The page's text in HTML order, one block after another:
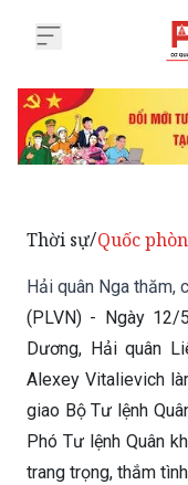
Thời sự/Quốc
Hải quân Nga thăm,
(PLVN) - Ngày 12/
Dương, Hải quân
Alexey Vitalievich
giao Bộ Tư lệnh
Phó Tư lệnh Quân
trang trọng, thắm